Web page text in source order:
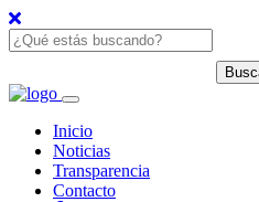
Inicio
Noticias
Transparencia
Contacto